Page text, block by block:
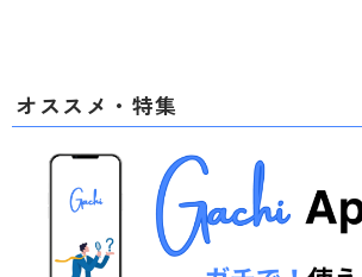
オススメ・特集